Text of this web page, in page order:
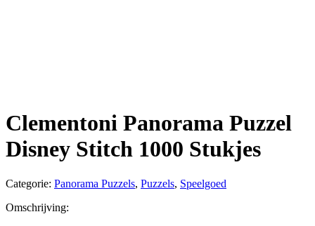
Clementoni Panorama Puzzel
Disney Stitch 1000 Stukjes
Categorie: Panorama Puzzels, Puzzels, Speelgoed
Omschrijving: